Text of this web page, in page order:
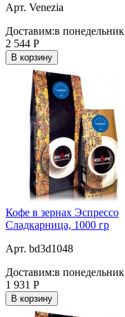
Арт. Venezia
Доставим:в понедельник
2 544 Р
В корзину
Кофе в зернах Эспрессо
Сладкарница, 1000 гр
Арт. bd3d1048
Доставим:в понедельник
1 931 Р
В корзину